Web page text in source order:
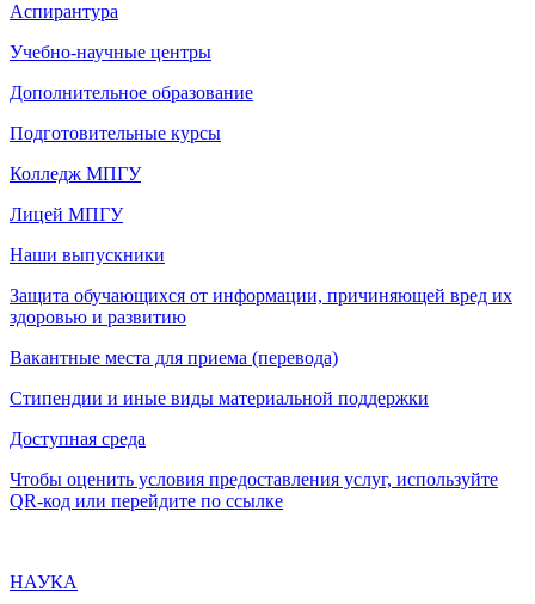
Аспирантура
Учебно-научные центры
Дополнительное образование
Подготовительные курсы
Колледж МПГУ
Лицей МПГУ
Наши выпускники
Защита обучающихся от информации, причиняющей вред их
здоровью и развитию
Вакантные места для приема (перевода)
Стипендии и иные виды материальной поддержки
Доступная среда
Чтобы оценить условия предоставления услуг, используйте
QR-код или перейдите по ссылке
НАУКА